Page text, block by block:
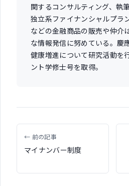
関するコンサルティング、執
独立系ファイナンシャルプラ
などの金融商品の販売や仲介
な情報発信に努めている。慶
健康増進について研究活動を
ント学修士号を取得。
← 前の記事
マイナンバー制度